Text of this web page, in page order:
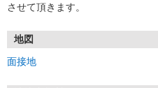
させて頂きます。
地図
面接地